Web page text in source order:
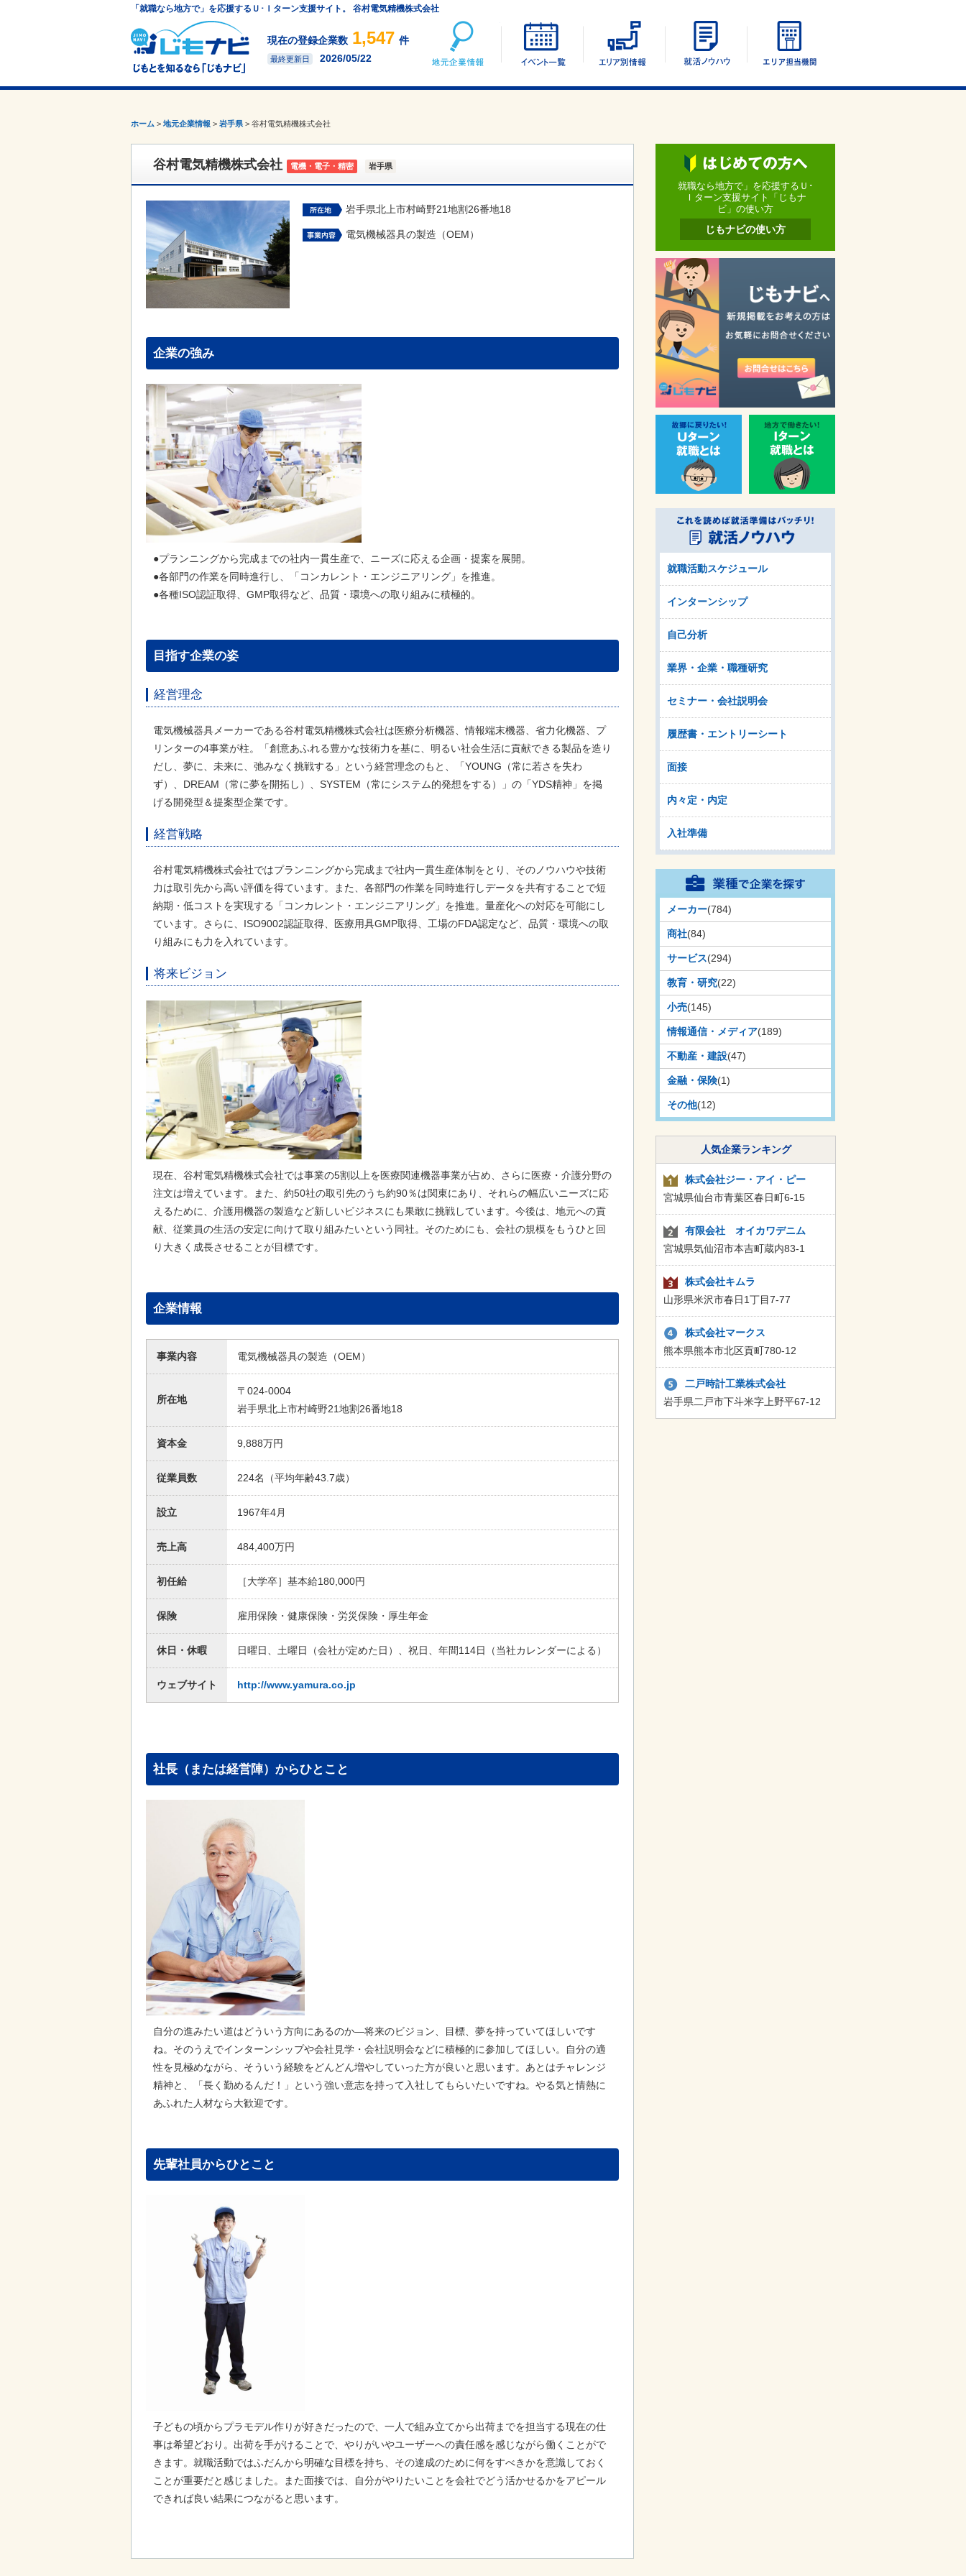
「就職なら地方で」を応援するＵ･Ｉターン支援サイト。 谷村電気精機株式会社
現在の登録企業数 1,547 件
最終更新日 2026/05/22
地元企業情報 イベント一覧 エリア別情報 UIターン就活ノウハウ
ホーム > 地元企業情報 > 岩手県 > 谷村電気精機株式会社
谷村電気精機株式会社 電機・電子・精密 岩手県
岩手県北上市村崎野21地割26番地18
電気機械器具の製造（OEM）
企業の強み
●プランニングから完成までの社内一貫生産で、ニーズに応える企画・提案を展開。
●各部門の作業を同時進行し、「コンカレント・エンジニアリング」を推進。
●各種ISO認証取得、GMP取得など、品質・環境への取り組みに積極的。
目指す企業の姿
経営理念
電気機械器具メーカーである谷村電気精機株式会社は医療分析機器、情報端末機器、省力化機器、プ
リンターの4事業が柱。「創意あふれる豊かな技術力を基に、明るい社会生活に貢献できる製品を造り
だし、夢に、未来に、弛みなく挑戦する」という経営理念のもと、「YOUNG（常に若さを失わ
ず）、DREAM（常に夢を開拓し）、SYSTEM（常にシステム的発想をする）」の「YDS精神」を掲
げる開発型＆提案型企業です。
経営戦略
谷村電気精機株式会社ではプランニングから完成まで社内一貫生産体制をとり、そのノウハウや技術
力は取引先から高い評価を得ています。また、各部門の作業を同時進行しデータを共有することで短
納期・低コストを実現する「コンカレント・エンジニアリング」を推進。量産化への対応を可能にし
ています。さらに、ISO9002認証取得、医療用具GMP取得、工場のFDA認定など、品質・環境への取
り組みにも力を入れています。
将来ビジョン
現在、谷村電気精機株式会社では事業の5割以上を医療関連機器事業が占め、さらに医療・介護分野の
注文は増えています。また、約50社の取引先のうち約90％は関東にあり、それらの幅広いニーズに応
えるために、介護用機器の製造など新しいビジネスにも果敢に挑戦しています。今後は、地元への貢
献、従業員の生活の安定に向けて取り組みたいという同社。そのためにも、会社の規模をもうひと回
り大きく成長させることが目標です。
企業情報
事業内容 電気機械器具の製造（OEM）
所在地
〒024-0004
岩手県北上市村崎野21地割26番地18
資本金 9,888万円
従業員数 224名（平均年齢43.7歳）
設立 1967年4月
売上高 484,400万円
初任給 ［大学卒］基本給180,000円
保険 雇用保険・健康保険・労災保険・厚生年金
休日・休暇 日曜日、土曜日（会社が定めた日）、祝日、年間114日（当社カレンダーによる）
ウェブサイト http://www.yamura.co.jp
社長（または経営陣）からひとこと
自分の進みたい道はどういう方向にあるのか―将来のビジョン、目標、夢を持っていてほしいです
ね。そのうえでインターンシップや会社見学・会社説明会などに積極的に参加してほしい。自分の適
性を見極めながら、そういう経験をどんどん増やしていった方が良いと思います。あとはチャレンジ
精神と、「長く勤めるんだ！」という強い意志を持って入社してもらいたいですね。やる気と情熱に
あふれた人材なら大歓迎です。
先輩社員からひとこと
子どもの頃からプラモデル作りが好きだったので、一人で組み立てから出荷までを担当する現在の仕
事は希望どおり。出荷を手がけることで、やりがいやユーザーへの責任感を感じながら働くことがで
きます。就職活動ではふだんから明確な目標を持ち、その達成のために何をすべきかを意識しておく
ことが重要だと感じました。また面接では、自分がやりたいことを会社でどう活かせるかをアピール
できれば良い結果につながると思います。
就職なら地方で」を応援するＵ･
Ｉターン支援サイト「じもナ
ビ」の使い方
じもナビの使い方
就職活動スケジュール
インターンシップ
自己分析
業界・企業・職種研究
セミナー・会社説明会
履歴書・エントリーシート
面接
内々定・内定
入社準備
メーカー(784)
商社(84)
サービス(294)
教育・研究(22)
小売(145)
情報通信・メディア(189)
不動産・建設(47)
金融・保険(1)
その他(12)
人気企業ランキング
株式会社ジー・アイ・ピー
宮城県仙台市青葉区春日町6-15
有限会社 オイカワデニム
宮城県気仙沼市本吉町蔵内83-1
株式会社キムラ
山形県米沢市春日1丁目7-77
株式会社マークス
熊本県熊本市北区貢町780-12
二戸時計工業株式会社
岩手県二戸市下斗米字上野平67-12